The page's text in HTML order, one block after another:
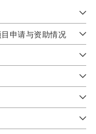
申请与资助情况